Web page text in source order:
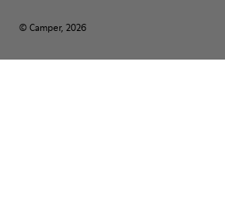
© Camper, 2026